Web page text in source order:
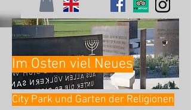
Im Osten viel Neues
City Park und Garten der Religionen